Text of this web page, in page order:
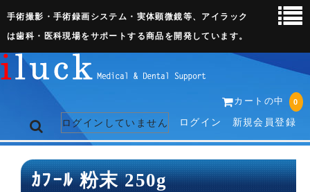
手術撮影・手術録画システム・実体顕微鏡等、アイラック
は歯科・医科現場をサポートする商品を開発しています。
カートの中 0
ログインしていません ログイン 新規会員登録
トップページ
ｶﾌｰﾙ 粉末 250g